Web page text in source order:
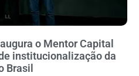
o Mentor Capital
institucionalização da
Brasil